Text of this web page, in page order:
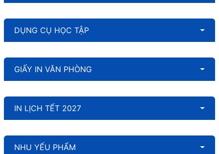
DỤNG CỤ HỌC TẬP
GIẤY IN VĂN PHÒNG
IN LỊCH TẾT 2027
NHU YẾU PHẨM